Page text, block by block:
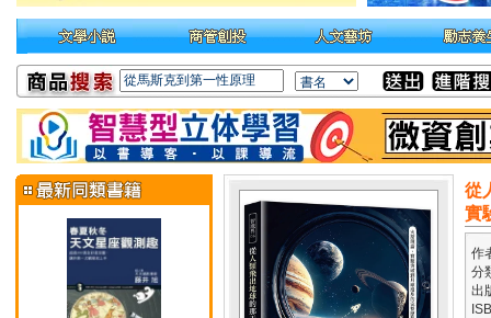
從
實
作
分
出